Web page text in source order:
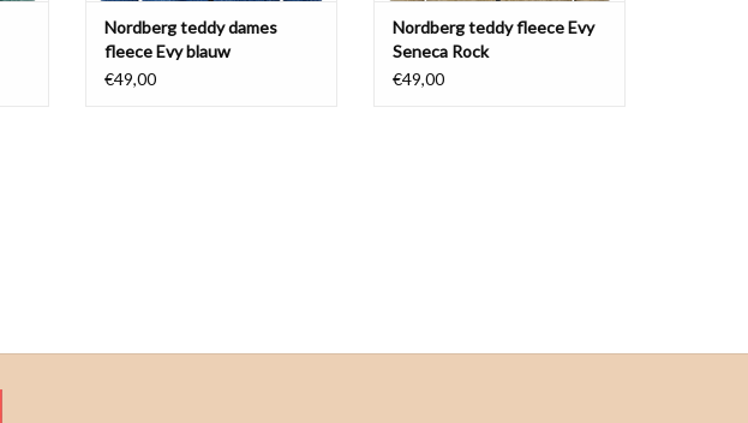
Nordberg teddy dames
fleece Evy blauw
€49,00
Nordberg teddy fleece Evy
Seneca Rock
€49,00